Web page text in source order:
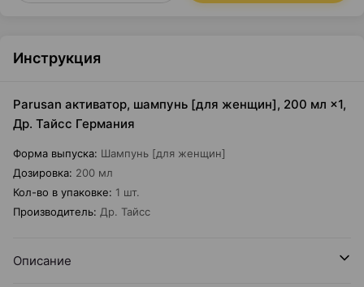
Инструкция
Parusan активатор, шампунь [для женщин], 200 мл ×1,
Др. Тайсс Германия
Форма выпуска: Шампунь [для женщин]
Дозировка: 200 мл
Кол-во в упаковке: 1 шт.
Производитель: Др. Тайсс
Описание